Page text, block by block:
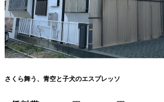
さくら舞う、青空と子犬のエスプレッソ